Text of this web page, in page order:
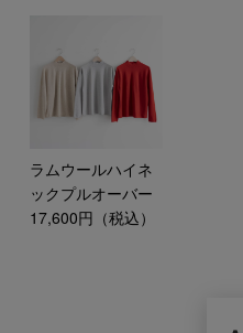
ラムウールハイネ
ックプルオーバー
17,600円（税込）